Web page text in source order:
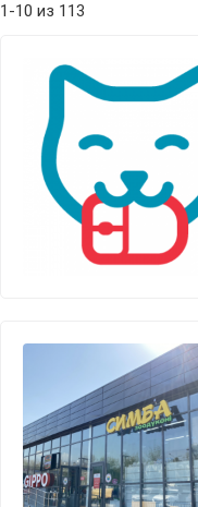
1-10 из 113